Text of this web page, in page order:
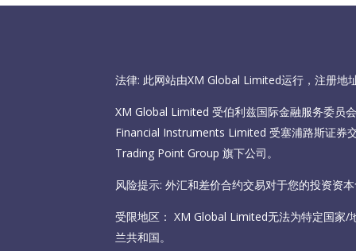
法律: 此网站由XM Global Limited运行，注册地
XM Global Limited 受伯利兹国际金融服务委员
Financial Instruments Limited 受塞浦路斯证券
Trading Point Group 旗下公司。
风险提示: 外汇和差价合约交易对于您的投资资
受限地区： XM Global Limited无法为特定国家/
兰共和国。